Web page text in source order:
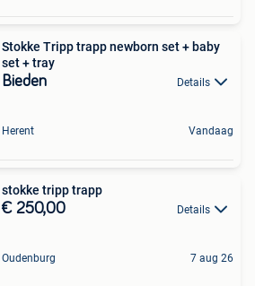
Stokke Tripp trapp newborn set + baby
set + tray
Bieden Details
Herent Vandaag
stokke tripp trapp
€ 250,00 Details
Oudenburg 7 aug 26